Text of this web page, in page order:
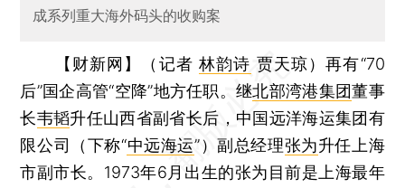
成系列重大海外码头的收购案
【财新网】（记者林韵诗 贾天琼）再有“70
后”国企高管“空降”地方任职。继北部湾港集团董事
长韦韬升任山西省副省长后，中国远洋海运集团有
限公司（下称“中远海运”）副总经理张为升任上海
市副市长。1973年6月出生的张为目前是上海最年